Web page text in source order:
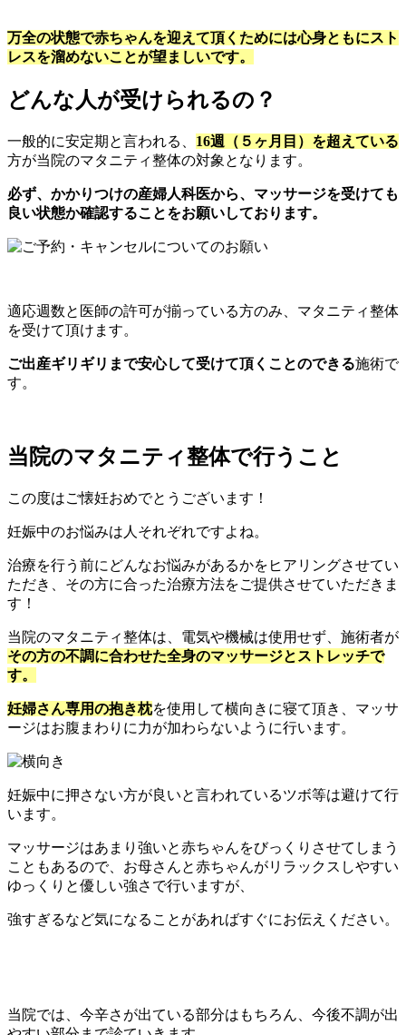
万全の状態で赤ちゃんを迎えて頂くためには心身ともにスト
レスを溜めないことが望ましいです。
どんな人が受けられるの？
一般的に安定期と言われる、 16週（５ヶ月目）を超えている
方が当院のマタニティ整体の対象となります。
必ず、かかりつけの産婦人科医から、マッサージを受けても
良い状態か確認することをお願いしております。
適応週数と医師の許可が揃っている方のみ、マタニティ整体
を受けて頂けます。
ご出産ギリギリまで安心して受けて頂くことのできる施術で
す。
当院のマタニティ整体で行うこと
この度はご懐妊おめでとうございます！
妊娠中のお悩みは人それぞれですよね。
治療を行う前にどんなお悩みがあるかをヒアリングさせてい
ただき、その方に合った治療方法をご提供させていただきま
す！
当院のマタニティ整体は、電気や機械は使用せず、施術者が
その方の不調に合わせた全身のマッサージとストレッチで
す。
妊婦さん専用の抱き枕を使用して横向きに寝て頂き、マッサ
ージはお腹まわりに力が加わらないように行います。
妊娠中に押さない方が良いと言われているツボ等は避けて行
います。
マッサージはあまり強いと赤ちゃんをびっくりさせてしまう
こともあるので、お母さんと赤ちゃんがリラックスしやすい
ゆっくりと優しい強さで行いますが、
強すぎるなど気になることがあればすぐにお伝えください。
当院では、今辛さが出ている部分はもちろん、今後不調が出